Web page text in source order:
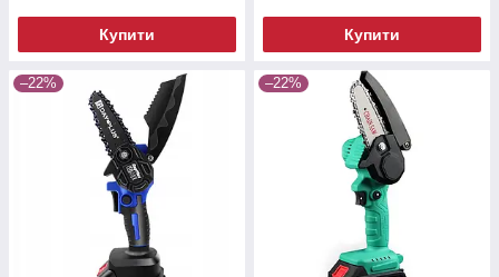
Купити Купити
–22% –22%